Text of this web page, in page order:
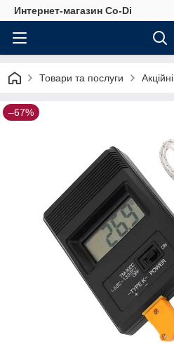
Интернет-магазин Co-Di
Товари та послуги Акційні
–67%